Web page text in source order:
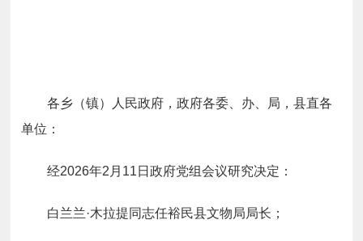
各乡 （镇） 人民政府，政府各委、办、局，县直各
单位：
经2026年2 月 11 日政府党组会议研究决定：
白兰兰·木拉提同志任裕民县文物局局长；